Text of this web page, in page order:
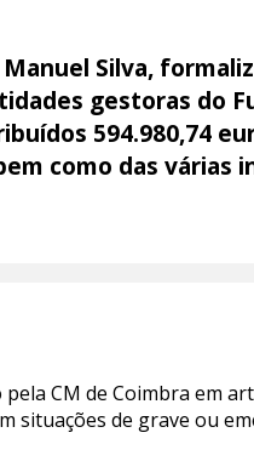
Silva,
gestoras do
594.980,74
como das várias
CM de Coimbra em
situações de grave ou